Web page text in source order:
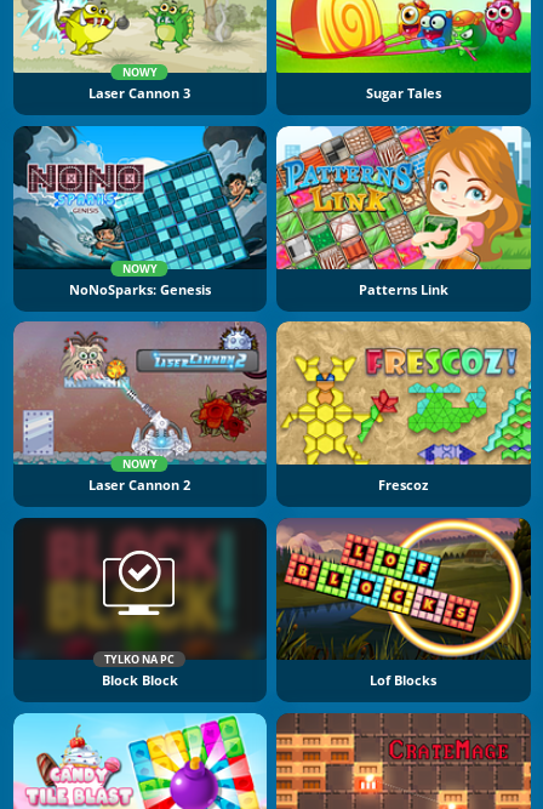
NOWY
Laser Cannon 3 Sugar Tales
NOWY
NoNoSparks: Genesis Patterns Link
NOWY
Laser Cannon 2 Frescoz
TYLKO NA PC
Block Block Lof Blocks